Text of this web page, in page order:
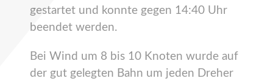
gestartet und konnte gegen 14:40 Uhr
beendet werden.
Bei Wind um 8 bis 10 Knoten wurde auf
der gut gelegten Bahn um jeden Dreher